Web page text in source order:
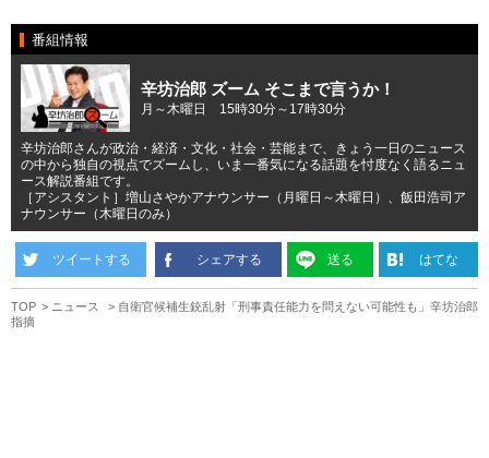
番組情報
辛坊治郎 ズーム そこまで言うか！
月～木曜日 15時30分～17時30分
辛坊治郎さんが政治・経済・文化・社会・芸能まで、きょう一日のニュース
の中から独自の視点でズームし、いま一番気になる話題を忖度なく語るニュ
ース解説番組です。
［アシスタント］増山さやかアナウンサー（月曜日～木曜日）、飯田浩司ア
ナウンサー（木曜日のみ）
ツイートする シェアする 送る はてな
TOP ニュース
自衛官候補生銃乱射「刑事責任能力を問えない可能性も」辛坊治郎
指摘